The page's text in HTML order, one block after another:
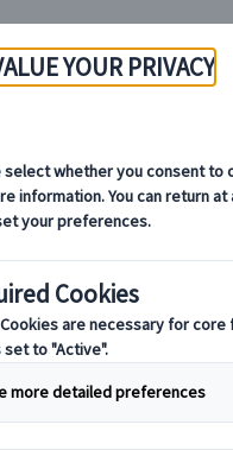
ら探す
投稿キャンペーン
！夏セール中！
ンドクルーズ